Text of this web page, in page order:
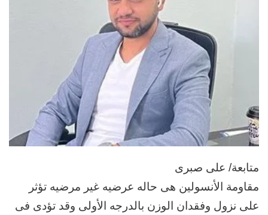
متابعة/ على صبرى
مقاومة الأنسولين هى حاله عرضيه غير مرضيه تؤثر
على نزول وفقدان الوزن بالدرجه الأولى وقد تؤدى فى